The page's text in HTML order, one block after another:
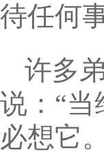
待任何
许多
说：“
必想它